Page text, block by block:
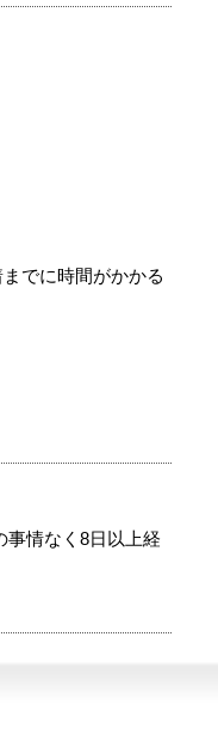
でに時間がかかる
事情なく8日以上経